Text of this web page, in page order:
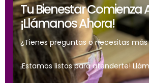
Tu Bienestar Comienza
¡Llámanos Ahora!
¿Tienes preguntas o necesitas
¡Estamos listos para atenderte!